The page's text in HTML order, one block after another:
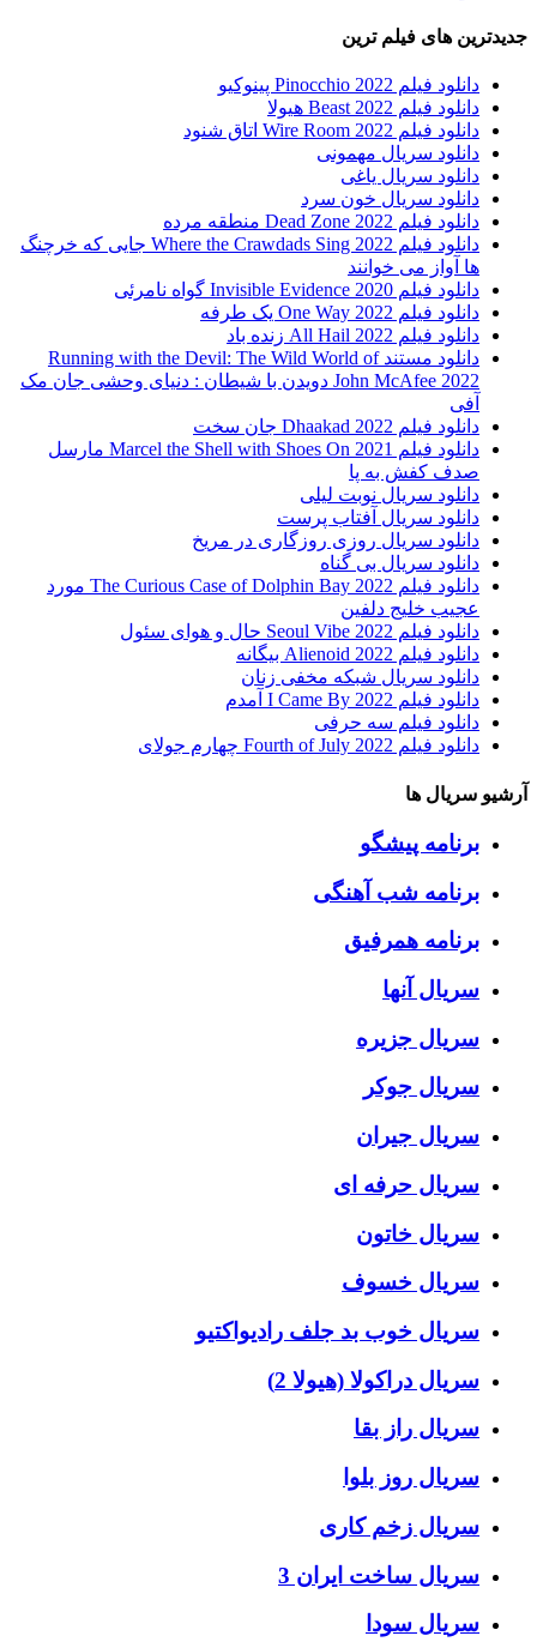
جدیدترین های فیلم ترین
دانلود فیلم Pinocchio 2022 پینوکیو
دانلود فیلم Beast 2022 هیولا
دانلود فیلم Wire Room 2022 اتاق شنود
دانلود سریال مهمونی
دانلود سریال یاغی
دانلود سریال خون سرد
دانلود فیلم 2022 Dead Zone منطقه مرده
دانلود فیلم Where the Crawdads Sing 2022 جایی که خرچنگ
ها آواز می خوانند
دانلود فیلم 2020 Invisible Evidence گواه نامرئی
دانلود فیلم One Way 2022 یک طرفه
دانلود فیلم All Hail 2022 زنده باد
دانلود مستند Running with the Devil: The Wild World of
John McAfee 2022 دویدن با شیطان : دنیای وحشی جان مک
آفی
دانلود فیلم Dhaakad 2022 جان سخت
دانلود فیلم Marcel the Shell with Shoes On 2021 مارسل
صدف کفش به پا
دانلود سریال نوبت لیلی
دانلود سریال آفتاب پرست
دانلود سریال روزی روزگاری در مریخ
دانلود سریال بی گناه
دانلود فیلم The Curious Case of Dolphin Bay 2022 مورد
عجیب خلیج دلفین
دانلود فیلم Seoul Vibe 2022 حال و هوای سئول
دانلود فیلم Alienoid 2022 بیگانه
دانلود سریال شبکه مخفی زنان
دانلود فیلم I Came By 2022 آمدم
دانلود فیلم سه حرفی
دانلود فیلم Fourth of July 2022 چهارم جولای
آرشیو سریال ها
برنامه پیشگو
برنامه شب آهنگی
برنامه همرفیق
سریال آنها
سریال جزیره
سریال جوکر
سریال جیران
سریال حرفه ای
سریال خاتون
سریال خسوف
سریال خوب بد جلف رادیواکتیو
سریال دراکولا (هیولا 2)
سریال راز بقا
سریال روز بلوا
سریال زخم کاری
سریال ساخت ایران 3
سریال سودا